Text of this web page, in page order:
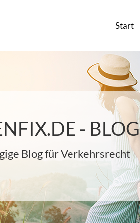
Start
- BLOG
Blog für Verkehrsrecht